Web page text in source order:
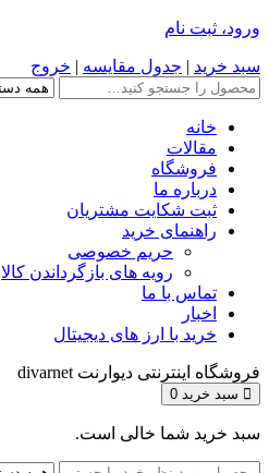
ورود، ثبت نام
سبد خرید | جدول مقایسه | خروج
خانه
مقالات
فروشگاه
درباره ما
ثبت شکایت مشتریان
راهنمای خرید
حریم خصوصی
رویه های بازگرداندن کالا
تماس با ما
اخبار
خرید با ارز های دیجیتال
فروشگاه اینترنتی دیوارنت divarnet
سبد خرید 0
سبد خرید شما خالی است.